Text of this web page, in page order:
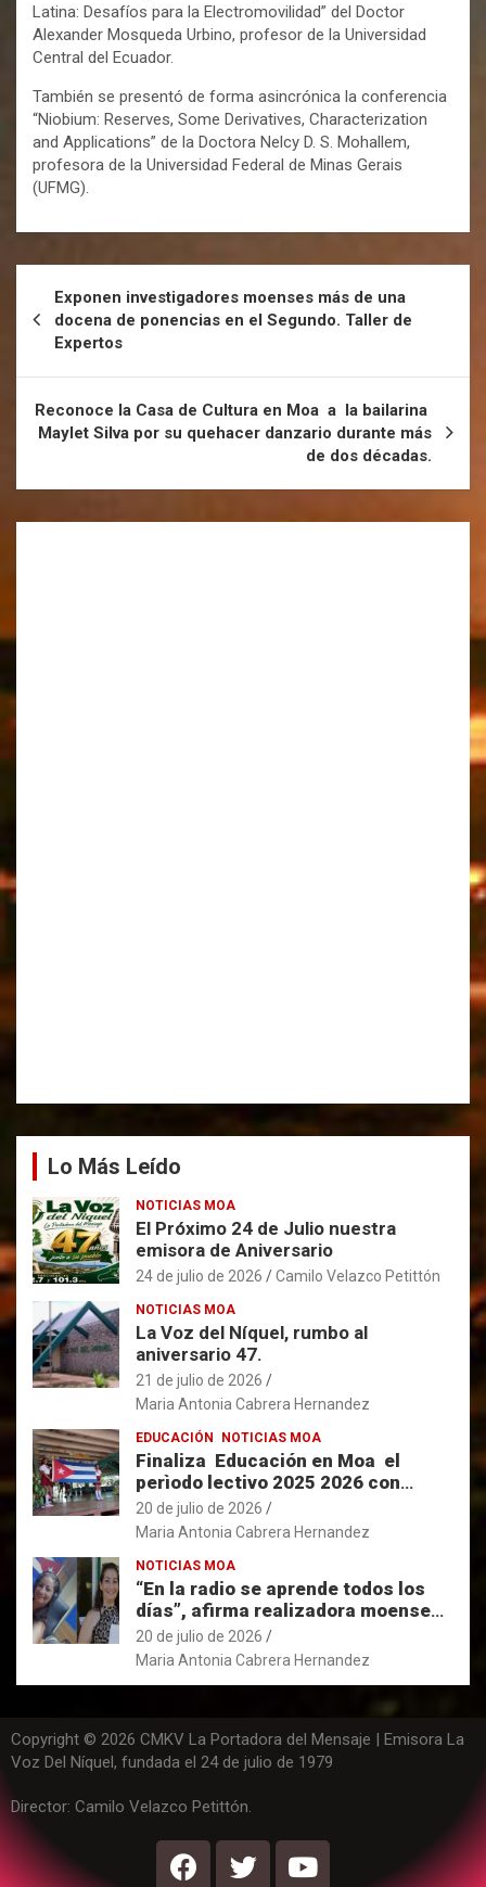
Latina: Desafíos para la Electromovilidad” del Doctor
Alexander Mosqueda Urbino, profesor de la Universidad
Central del Ecuador.
También se presentó de forma asincrónica la conferencia
“Niobium: Reserves, Some Derivatives, Characterization
and Applications” de la Doctora Nelcy D. S. Mohallem,
profesora de la Universidad Federal de Minas Gerais
(UFMG).
Exponen investigadores moenses más de una
docena de ponencias en el Segundo. Taller de
Expertos
Reconoce la Casa de Cultura en Moa a la bailarina
Maylet Silva por su quehacer danzario durante más
de dos décadas.
Lo Más Leído
NOTICIAS MOA
El Próximo 24 de Julio nuestra
emisora de Aniversario
24 de julio de 2026 Camilo Velazco Petittón
NOTICIAS MOA
La Voz del Níquel, rumbo al
aniversario 47.
21 de julio de 2026
Maria Antonia Cabrera Hernandez
EDUCACIÓN NOTICIAS MOA
Finaliza Educación en Moa el
perìodo lectivo 2025 2026 con
resultados favorables.
20 de julio de 2026
Maria Antonia Cabrera Hernandez
NOTICIAS MOA
“En la radio se aprende todos los
días”, afirma realizadora moense
con 33 años de labor en la Voz del
Níquel.
20 de julio de 2026
Maria Antonia Cabrera Hernandez
Copyright © 2026 CMKV La Portadora del Mensaje | Emisora La
Voz Del Níquel, fundada el 24 de julio de 1979
Director: Camilo Velazco Petittón.